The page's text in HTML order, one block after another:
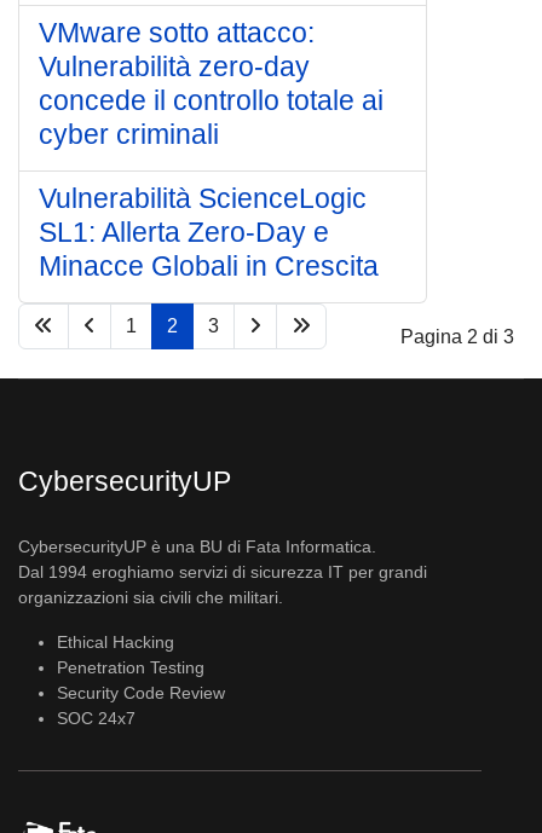
VMware sotto attacco:
Vulnerabilità zero-day
concede il controllo totale ai
cyber criminali
Vulnerabilità ScienceLogic
SL1: Allerta Zero-Day e
Minacce Globali in Crescita
Pagina 2 di 3
1 2 3
CybersecurityUP
CybersecurityUP è una BU di Fata Informatica.
Dal 1994 eroghiamo servizi di sicurezza IT per grandi
organizzazioni sia civili che militari.
Ethical Hacking
Penetration Testing
Security Code Review
SOC 24x7